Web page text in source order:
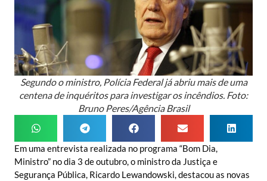
Segundo o ministro, Polícia Federal já abriu mais de uma
centena de inquéritos para investigar os incêndios. Foto:
Bruno Peres/Agência Brasil
Em uma entrevista realizada no programa “Bom Dia,
Ministro” no dia 3 de outubro, o ministro da Justiça e
Segurança Pública, Ricardo Lewandowski, destacou as novas